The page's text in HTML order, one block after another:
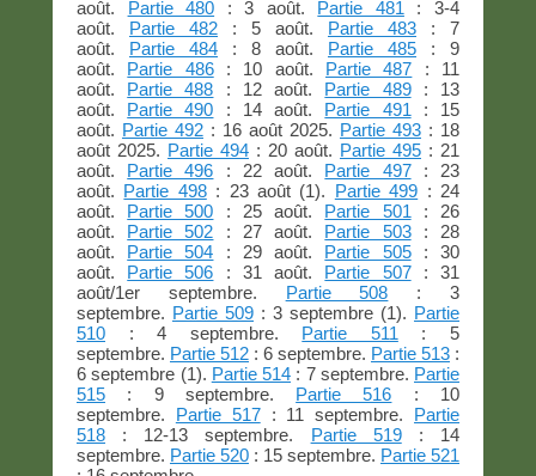
août. Partie 480 : 3 août. Partie 481 : 3-4
août. Partie 482 : 5 août. Partie 483 : 7
août. Partie 484 : 8 août. Partie 485 : 9
août. Partie 486: 10 août. Partie 487 : 11
août. Partie 488 : 12 août. Partie 489: 13
août. Partie 490 : 14 août. Partie 491 : 15
août. Partie 492 : 16 août 2025. Partie 493 : 18
août 2025. Partie 494 : 20 août. Partie 495 : 21
août. Partie 496 : 22 août. Partie 497: 23
août. Partie 498: 23 août (1). Partie 499 : 24
août. Partie 500 : 25 août. Partie 501 : 26
août. Partie 502 : 27 août. Partie 503: 28
août. Partie 504 : 29 août. Partie 505: 30
août. Partie 506 : 31 août. Partie 507: 31
août/1er septembre. Partie 508 : 3
septembre. Partie 509 : 3 septembre (1). Partie
510 : 4 septembre. Partie 511 : 5
septembre. Partie 512 : 6 septembre. Partie 513 :
6 septembre (1). Partie 514 : 7 septembre. Partie
515 : 9 septembre. Partie 516 : 10
septembre. Partie 517: 11 septembre. Partie
518 : 12-13 septembre. Partie 519: 14
septembre. Partie 520 : 15 septembre. Partie 521